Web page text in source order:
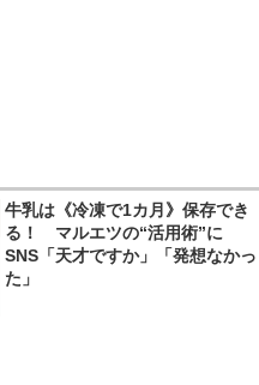
牛乳は《冷凍で1カ月》保存でき
る！ マルエツの“活用術”に
SNS「天才ですか」「発想なかっ
た」